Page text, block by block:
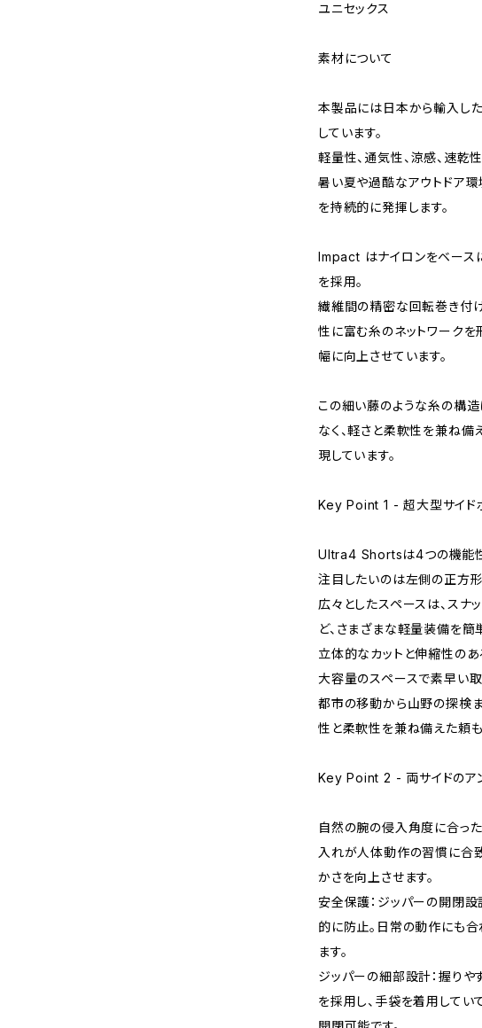
ユニセックス
素材について
本製品には日本から輸入し
しています。
軽量性、通気性、涼感、速乾
暑い夏や過酷なアウトドア
を持続的に発揮します。
Impact はナイロンをベース
を採用。
繊維間の精密な回転巻き付
性に富む糸のネットワーク
幅に向上させています。
この細い藤のような糸の構
なく、軽さと柔軟性を兼ね備
現しています。
Key Point 1 - 超大型サイド
Ultra4 Shortsは4つの機能性
注目したいのは左側の正方形
広々としたスペースは、スナ
ど、さまざまな軽量装備を簡
立体的なカットと伸縮性のあ
大容量のスペースで素早い取
都市の移動から山野の探検
性と柔軟性を兼ね備えた頼も
Key Point 2 - 両サイドのア
自然の腕の侵入角度に合っ
入れが人体動作の習慣に合
かさを向上させます。
安全保護：ジッパーの開閉
的に防止。日常の動作にも
ます。
ジッパーの細部設計：握り
を採用し、手袋を着用してい